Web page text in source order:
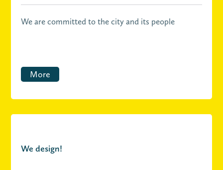
We are committed to the city and its people
More
We design!